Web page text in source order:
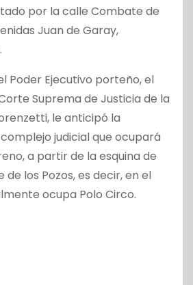
por la calle Combate de
Juan de Garay,
Poder Ejecutivo porteño, el
Suprema de Justicia de la
le anticipó la
judicial que ocupará
a partir de la esquina de
los Pozos, es decir, en el
ocupa Polo Circo.